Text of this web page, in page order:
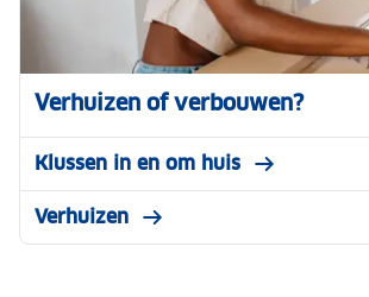
Verhuizen of verbouwen?
Klussen in en om huis
Verhuizen